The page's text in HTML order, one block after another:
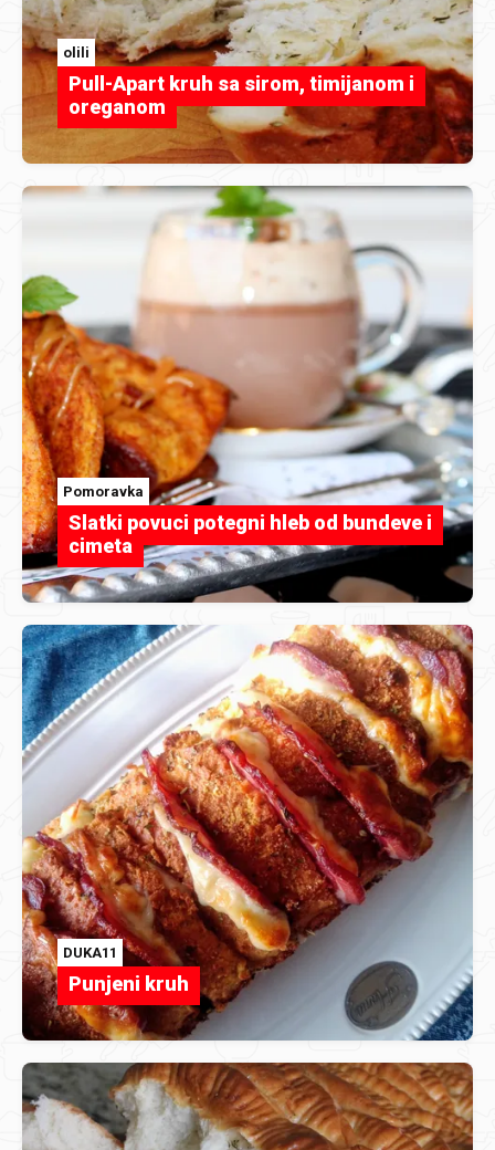
olili
Pull-Apart kruh sa sirom, timijanom i
oreganom
Pomoravka
Slatki povuci potegni hleb od bundeve i
cimeta
DUKA11
Punjeni kruh